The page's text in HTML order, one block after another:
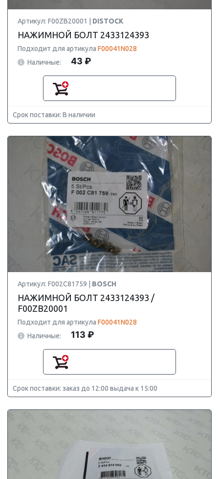
Артикул: F00ZB20001 | DISTOCK
НАЖИМНОЙ БОЛТ 2433124393
Подходит для артикула F00041N028
Наличные:
43 ₽
Срок поставки: В наличии
Артикул: F002C81759 | BOSCH
НАЖИМНОЙ БОЛТ 2433124393 /
F00ZB20001
Подходит для артикула F00041N028
Наличные:
113 ₽
Срок поставки: заказ до 12:00 выдача к 15:00